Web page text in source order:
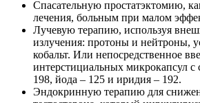
Спасательную простатэктомию,
лечения, больным при малом
Лучевую терапию, используя
излучения: протоны и нейтроны,
кобальт. Или непосредственное
интерстициальных микрокапсул с
198, йода – 125 и иридия – 192.
Эндокринную терапию для